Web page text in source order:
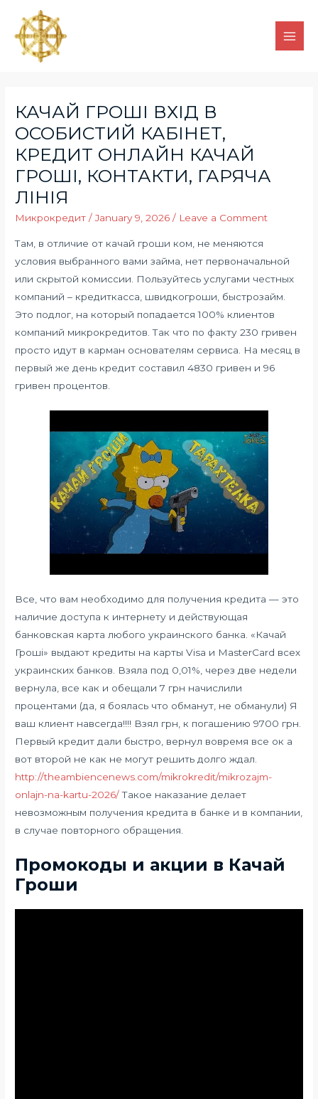
КАЧАЙ ГРОШІ ВХІД В
ОСОБИСТИЙ КАБІНЕТ,
КРЕДИТ ОНЛАЙН КАЧАЙ
ГРОШІ, КОНТАКТИ, ГАРЯЧА
ЛІНІЯ
Микрокредит /January 9, 2026 / Leave a Comment
Там, в отличие от качай гроши ком, не меняются
условия выбранного вами займа, нет первоначальной
или скрытой комиссии. Пользуйтесь услугами честных
компаний – кредиткасса, швидкогроши, быстрозайм.
Это подлог, на который попадается 100% клиентов
компаний микрокредитов. Так что по факту 230 гривен
просто идут в карман основателям сервиса. На месяц в
первый же день кредит составил 4830 гривен и 96
гривен процентов.
Все, что вам необходимо для получения кредита — это
наличие доступа к интернету и действующая
банковская карта любого украинского банка. «Качай
Гроші» выдают кредиты на карты Visa и MasterCard всех
украинских банков. Взяла под 0,01%, через две недели
вернула, все как и обещали 7 грн начислили
процентами (да, я боялась что обманут, не обманули) Я
ваш клиент навсегда!!!! Взял грн, к погашению 9700 грн.
Первый кредит дали быстро, вернул вовремя все ок а
вот второй не как не могут решить долго ждал.
http://theambiencenews.com/mikrokredit/mikrozajm-
onlajn-na-kartu-2026/Такое наказание делает
невозможным получения кредита в банке и в компании,
в случае повторного обращения.
Промокоды и акции в Качай
Гроши